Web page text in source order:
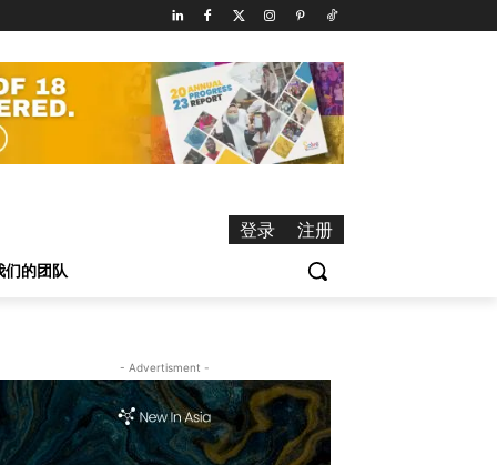
登录
注册
们的团队
- Advertisment -